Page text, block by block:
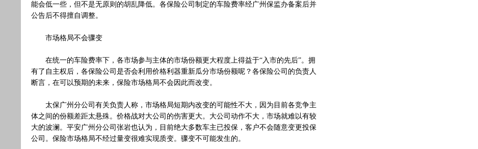
能会低一些，但不是无原则的胡乱降低。各保险公司制定的车险费率经广州保监办备案后并
公告后不得擅自调整。
市场格局不会骤变
在统一的车险费率下，各市场参与主体的市场份额更大程度上得益于“入市的先后”。拥
有了自主权后，各保险公司是否会利用价格利器重新瓜分市场份额呢？各保险公司的负责人
断言，在可以预期的未来，保险市场格局不会因此而改变。
太保广州分公司有关负责人称，市场格局短期内改变的可能性不大，因为目前各竞争主
体之间的份额差距太悬殊。价格战对大公司的伤害更大。大公司动作不大，市场就难以有较
大的波澜。平安广州分公司张岩也认为，目前绝大多数车主已投保，客户不会随意变更投保
公司。保险市场格局不经过量变很难实现质变。骤变不可能发生的。